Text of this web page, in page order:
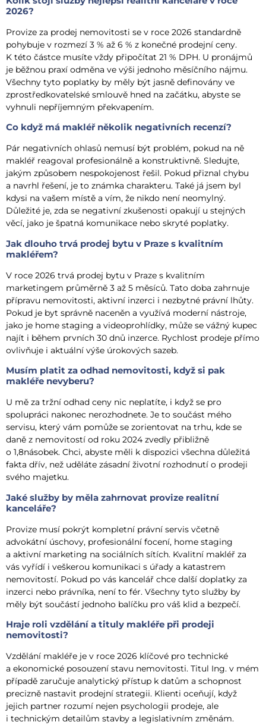
2026?
Provize za prodej nemovitosti se v roce 2026 standardně
pohybuje v rozmezí 3 % až 6 % z konečné prodejní ceny.
K této částce musíte vždy připočítat 21 % DPH. U pronájmů
je běžnou praxí odměna ve výši jednoho měsíčního nájmu.
Všechny tyto poplatky by měly být jasně definovány ve
zprostředkovatelské smlouvě hned na začátku, abyste se
vyhnuli nepříjemným překvapením.
Co když má makléř několik negativních recenzí?
Pár negativních ohlasů nemusí být problém, pokud na ně
makléř reagoval profesionálně a konstruktivně. Sledujte,
jakým způsobem nespokojenost řešil. Pokud přiznal chybu
a navrhl řešení, je to známka charakteru. Také já jsem byl
kdysi na vašem místě a vím, že nikdo není neomylný.
Důležité je, zda se negativní zkušenosti opakují u stejných
věcí, jako je špatná komunikace nebo skryté poplatky.
Jak dlouho trvá prodej bytu v Praze s kvalitním
makléřem?
V roce 2026 trvá prodej bytu v Praze s kvalitním
marketingem průměrně 3 až 5 měsíců. Tato doba zahrnuje
přípravu nemovitosti, aktivní inzerci i nezbytné právní lhůty.
Pokud je byt správně naceněn a využívá moderní nástroje,
jako je home staging a videoprohlídky, může se vážný kupec
najít i během prvních 30 dnů inzerce. Rychlost prodeje přímo
ovlivňuje i aktuální výše úrokových sazeb.
Musím platit za odhad nemovitosti, když si pak
makléře nevyberu?
U mě za tržní odhad ceny nic neplatíte, i když se pro
spolupráci nakonec nerozhodnete. Je to součást mého
servisu, který vám pomůže se zorientovat na trhu, kde se
daně z nemovitostí od roku 2024 zvedly přibližně
o 1,8násobek. Chci, abyste měli k dispozici všechna důležitá
fakta dřív, než uděláte zásadní životní rozhodnutí o prodeji
svého majetku.
Jaké služby by měla zahrnovat provize realitní
kanceláře?
Provize musí pokrýt kompletní právní servis včetně
advokátní úschovy, profesionální focení, home staging
a aktivní marketing na sociálních sítích. Kvalitní makléř za
vás vyřídí i veškerou komunikaci s úřady a katastrem
nemovitostí. Pokud po vás kancelář chce další doplatky za
inzerci nebo právníka, není to fér. Všechny tyto služby by
měly být součástí jednoho balíčku pro váš klid a bezpečí.
Hraje roli vzdělání a tituly makléře při prodeji
nemovitosti?
Vzdělání makléře je v roce 2026 klíčové pro technické
a ekonomické posouzení stavu nemovitosti. Titul Ing. v mém
případě zaručuje analytický přístup k datům a schopnost
precizně nastavit prodejní strategii. Klienti oceňují, když
jejich partner rozumí nejen psychologii prodeje, ale
i technickým detailům stavby a legislativním změnám.